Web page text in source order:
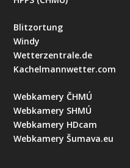
Blitzortung
Windy
Wetterzentrale.de
Kachelmannwetter.com
Webkamery ČHMÚ
Webkamery SHMÚ
Webkamery HDcam
Webkamery Šumava.eu